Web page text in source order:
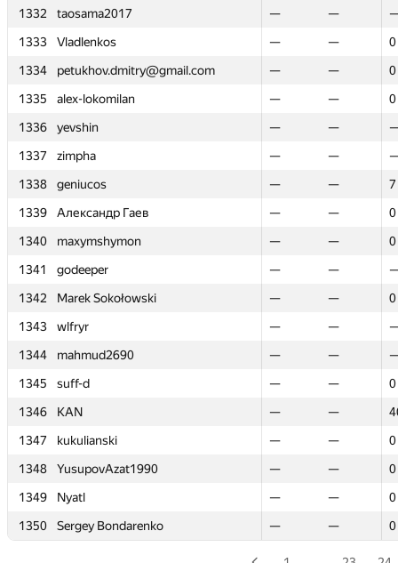
1332
taosama2017 — —
1333
Vladlenkos — —
0
1334
petukhov.dmitry@gmail.com — —
0
1335
alex-lokomilan — —
0
1336
yevshin — —
1337
zimpha — —
1338
geniucos — —
7
1339
Александр Гаев — —
0
1340
maxymshymon — —
0
1341
godeeper — —
1342
Marek Sokołowski — —
0
1343
wlfryr — —
1344
mahmud2690 — —
1345
suff-d — —
0
1346
KAN — —
1347
kukulianski — —
0
1348
YusupovAzat1990 — —
0
1349
Nyatl — —
0
1350
Sergey Bondarenko — — 0
1332
taosama2017 — —
1333
Vladlenkos — —
0
1334
petukhov.dmitry@gmail.com — —
0
1335
alex-lokomilan — —
0
1336
yevshin — —
1337
zimpha — —
1338
geniucos — —
7
1339
Александр Гаев — —
0
1340
maxymshymon — —
0
1341
godeeper — —
1342
Marek Sokołowski — —
0
1343
wlfryr — —
1344
mahmud2690 — —
1345
suff-d — —
0
1346
KAN — —
1347
kukulianski — —
0
1348
YusupovAzat1990 — —
0
1349
Nyatl — —
0
1350
Sergey Bondarenko — — 0